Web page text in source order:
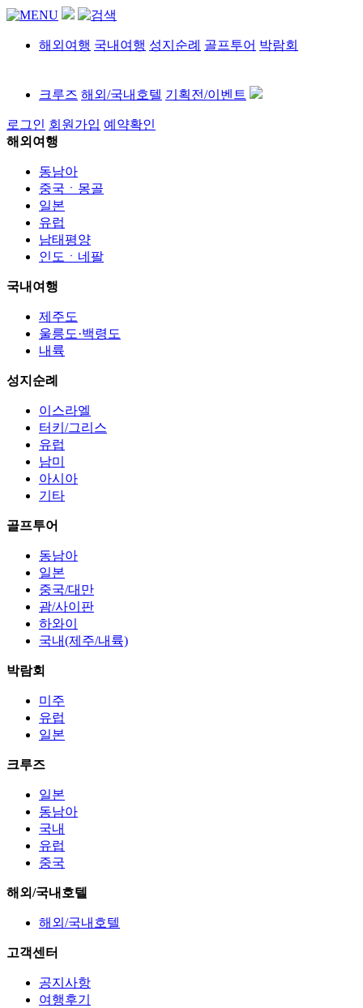
해외여행 국내여행 성지순례 골프투어 박람회
크루즈 해외/국내호텔 기획전/이벤트
로그인 회원가입 예약확인
해외여행
동남아
중국ㆍ몽골
일본
유럽
남태평양
인도ㆍ네팔
국내여행
제주도
울릉도·백령도
내륙
성지순례
이스라엘
터키/그리스
유럽
남미
아시아
기타
골프투어
동남아
일본
중국/대만
괌/사이판
하와이
국내(제주/내륙)
박람회
미주
유럽
일본
크루즈
일본
동남아
국내
유럽
중국
해외/국내호텔
해외/국내호텔
고객센터
공지사항
여행후기